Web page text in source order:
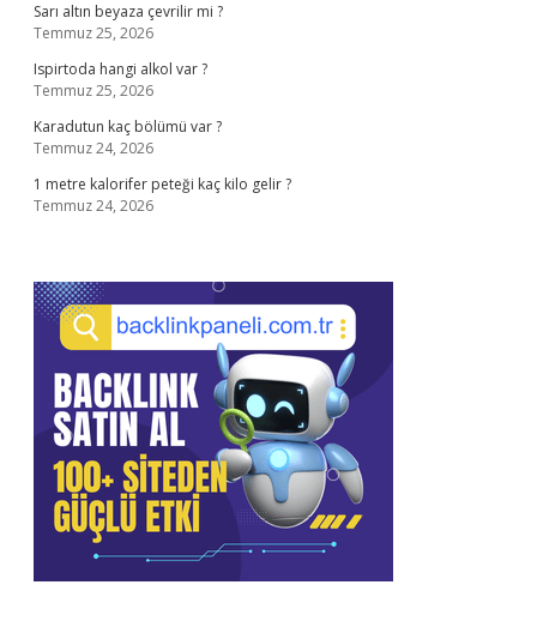
Sarı altın beyaza çevrilir mi ?
Temmuz 25, 2026
Ispirtoda hangi alkol var ?
Temmuz 25, 2026
Karadutun kaç bölümü var ?
Temmuz 24, 2026
1 metre kalorifer peteği kaç kilo gelir ?
Temmuz 24, 2026